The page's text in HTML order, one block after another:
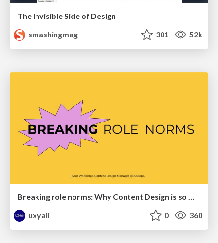
The Invisible Side of Design
smashingmag
301 52k
Breaking role norms: Why Content Design is so much more than writing copy - Taylor Woolridge
uxyall
0 360